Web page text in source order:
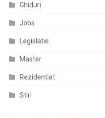
Ghiduri
Jobs
Legislatie
Master
Rezidentiat
Stiri